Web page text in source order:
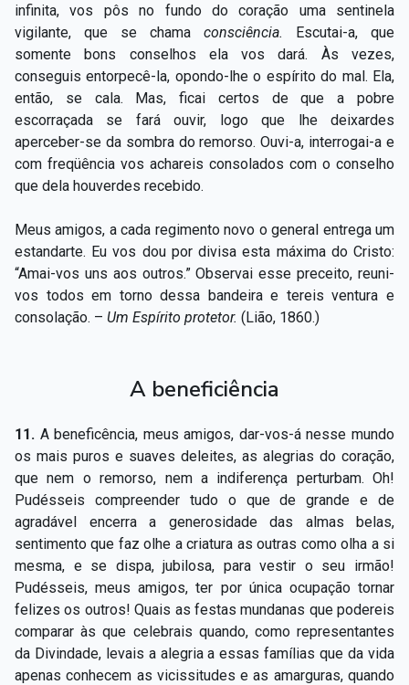
infinita, vos pôs no fundo do coração uma sentinela
vigilante, que se chama consciência. Escutai-a, que
somente bons conselhos ela vos dará. Às vezes,
conseguis entorpecê-la, opondo-lhe o espírito do mal. Ela,
então, se cala. Mas, ficai certos de que a pobre
escorraçada se fará ouvir, logo que lhe deixardes
aperceber-se da sombra do remorso. Ouvi-a, interrogai-a e
com freqüência vos achareis consolados com o conselho
que dela houverdes recebido.
Meus amigos, a cada regimento novo o general entrega um
estandarte. Eu vos dou por divisa esta máxima do Cristo:
“Amai-vos uns aos outros.” Observai esse preceito, reuni-
vos todos em torno dessa bandeira e tereis ventura e
consolação. – Um Espírito protetor. (Lião, 1860.)
A beneficiência
11. A beneficência, meus amigos, dar-vos-á nesse mundo
os mais puros e suaves deleites, as alegrias do coração,
que nem o remorso, nem a indiferença perturbam. Oh!
Pudésseis compreender tudo o que de grande e de
agradável encerra a generosidade das almas belas,
sentimento que faz olhe a criatura as outras como olha a si
mesma, e se dispa, jubilosa, para vestir o seu irmão!
Pudésseis, meus amigos, ter por única ocupação tornar
felizes os outros! Quais as festas mundanas que podereis
comparar às que celebrais quando, como representantes
da Divindade, levais a alegria a essas famílias que da vida
apenas conhecem as vicissitudes e as amarguras, quando